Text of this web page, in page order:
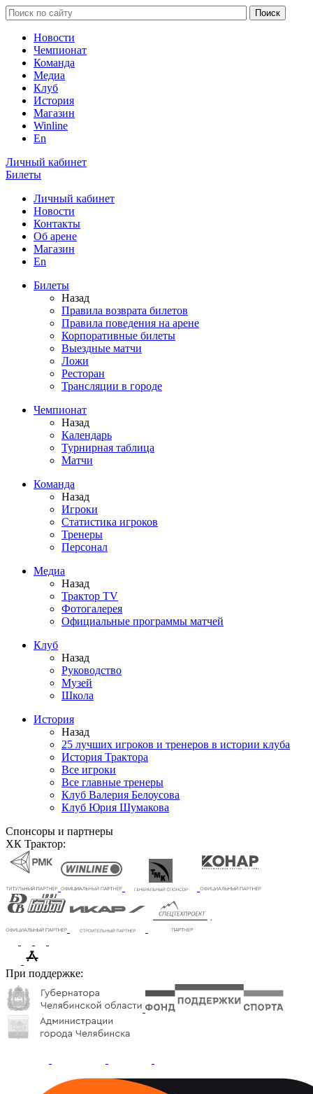
Новости
Чемпионат
Команда
Медиа
Клуб
История
Магазин
Winline
En
Личный кабинет
Билеты
Личный кабинет
Новости
Контакты
Об арене
Магазин
En
Билеты
Назад
Правила возврата билетов
Правила поведения на арене
Корпоративные билеты
Выездные матчи
Ложи
Ресторан
Трансляции в городе
Чемпионат
Назад
Календарь
Турнирная таблица
Матчи
Команда
Назад
Игроки
Статистика игроков
Тренеры
Персонал
Медиа
Назад
Трактор TV
Фотогалерея
Официальные программы матчей
Клуб
Назад
Руководство
Музей
Школа
История
Назад
25 лучших игроков и тренеров в истории клуба
История Трактора
Все игроки
Все главные тренеры
Клуб Валерия Белоусова
Клуб Юрия Шумакова
Спонсоры и партнеры
ХК Трактор:
При поддержке: